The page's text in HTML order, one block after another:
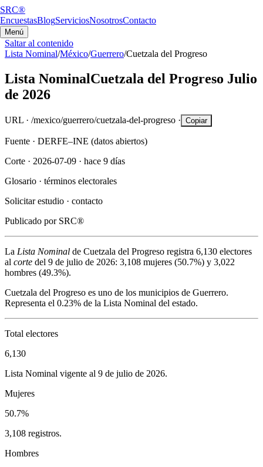
SRC®
EncuestasBlogServiciosNosotrosContacto
Menú
Saltar al contenido
Lista Nominal/México/Guerrero/Cuetzala del Progreso
Lista NominalCuetzala del Progreso Julio
de 2026
URL · /mexico/guerrero/cuetzala-del-progreso · Copiar
Fuente · DERFE–INE (datos abiertos)
Corte · 2026-07-09 · hace 9 días
Glosario · términos electorales
Solicitar estudio · contacto
Publicado por SRC®
La Lista Nominal de Cuetzala del Progreso registra 6,130 electores
al corte del 9 de julio de 2026: 3,108 mujeres (50.7%) y 3,022
hombres (49.3%).
Cuetzala del Progreso es uno de los municipios de Guerrero.
Representa el 0.23% de la Lista Nominal del estado.
Total electores
6,130
Lista Nominal vigente al 9 de julio de 2026.
Mujeres
50.7%
3,108 registros.
Hombres